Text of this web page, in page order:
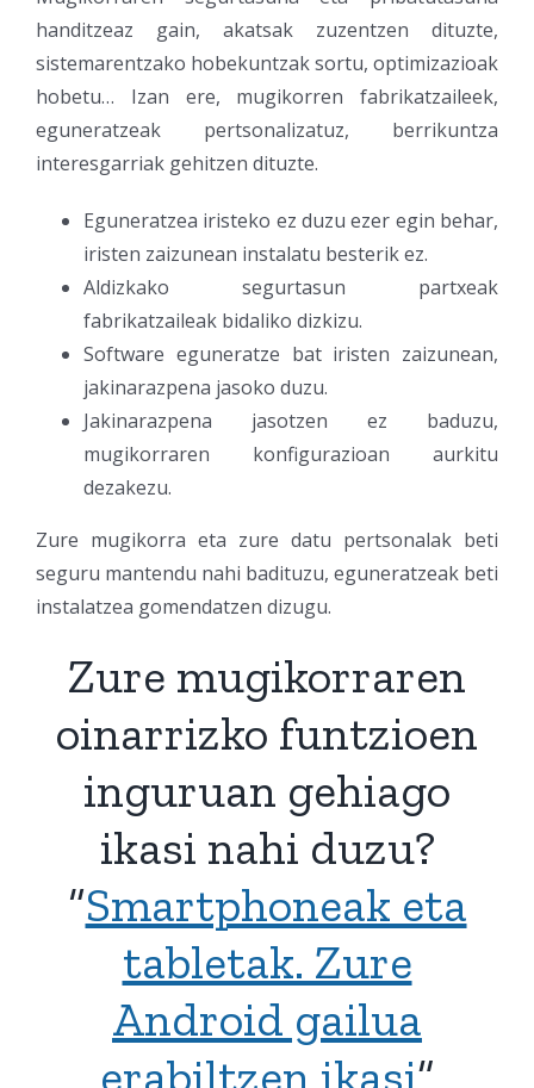
handitzeaz gain, akatsak zuzentzen dituzte,
sistemarentzako hobekuntzak sortu, optimizazioak
hobetu… Izan ere, mugikorren fabrikatzaileek,
eguneratzeak pertsonalizatuz, berrikuntza
interesgarriak gehitzen dituzte.
Eguneratzea iristeko ez duzu ezer egin behar,
iristen zaizunean instalatu besterik ez.
Aldizkako segurtasun partxeak
fabrikatzaileak bidaliko dizkizu.
Software eguneratze bat iristen zaizunean,
jakinarazpena jasoko duzu.
Jakinarazpena jasotzen ez baduzu,
mugikorraren konfigurazioan aurkitu
dezakezu.
Zure mugikorra eta zure datu pertsonalak beti
seguru mantendu nahi badituzu, eguneratzeak beti
instalatzea gomendatzen dizugu.
Zure mugikorraren
oinarrizko funtzioen
inguruan gehiago
ikasi nahi duzu?
“Smartphoneak eta
tabletak. Zure
Android gailua
erabiltzen ikasi”